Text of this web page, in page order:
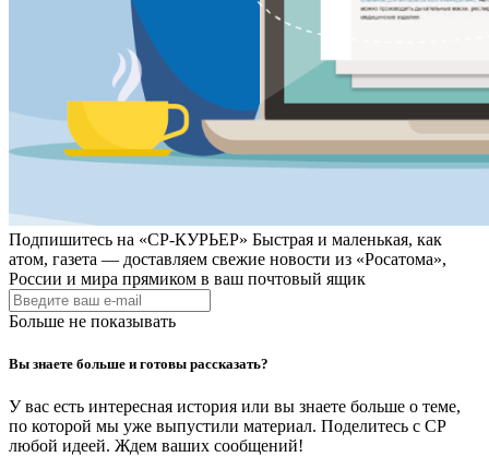
Подпишитесь на «СР-КУРЬЕР» Быстрая и маленькая, как
атом, газета — доставляем свежие новости из «Росатома»,
России и мира прямиком в ваш почтовый ящик
Больше не показывать
Вы знаете больше и готовы рассказать?
У вас есть интересная история или вы знаете больше о теме,
по которой мы уже выпустили материал. Поделитесь с СР
любой идеей. Ждем ваших сообщений!